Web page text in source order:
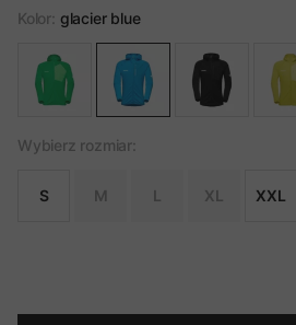
Kolor: glacier blue
Wybierz rozmiar:
S M L XL XXL